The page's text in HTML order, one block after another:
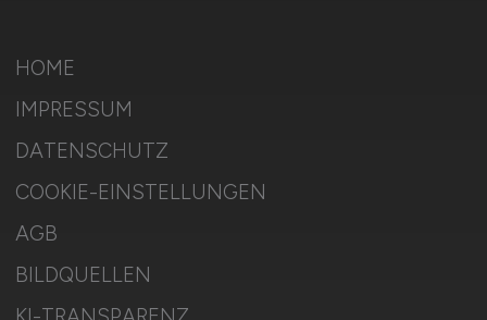
HOME
IMPRESSUM
DATENSCHUTZ
COOKIE-EINSTELLUNGEN
AGB
BILDQUELLEN